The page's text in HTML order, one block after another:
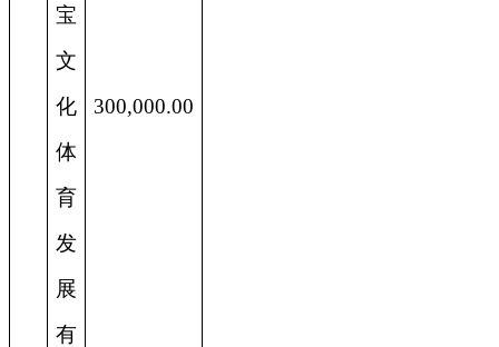
宝
文
化
体
育
发
展
有
300,000.00